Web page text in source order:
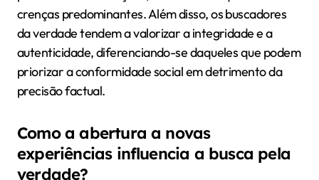
crenças predominantes. Além disso, os buscadores
da verdade tendem a valorizar a integridade e a
autenticidade, diferenciando-se daqueles que podem
priorizar a conformidade social em detrimento da
precisão factual.
Como a abertura a novas
experiências influencia a busca pela
verdade?